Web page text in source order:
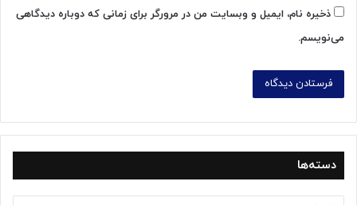
ذخیره نام، ایمیل و وبسایت من در مرورگر برای زمانی که دوباره دیدگاهی
می‌نویسم.
دسته‌ها